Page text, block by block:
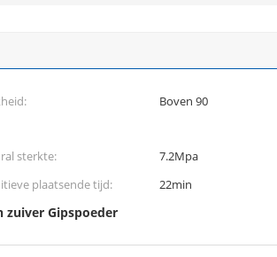
Boven 90
sterkte:
7.2Mpa
plaatsende tijd:
22min
zuiver Gipspoeder